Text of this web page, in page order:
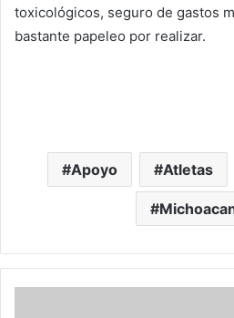
toxicológicos, seguro de gastos
bastante papeleo por realizar.
Apoyo Atletas